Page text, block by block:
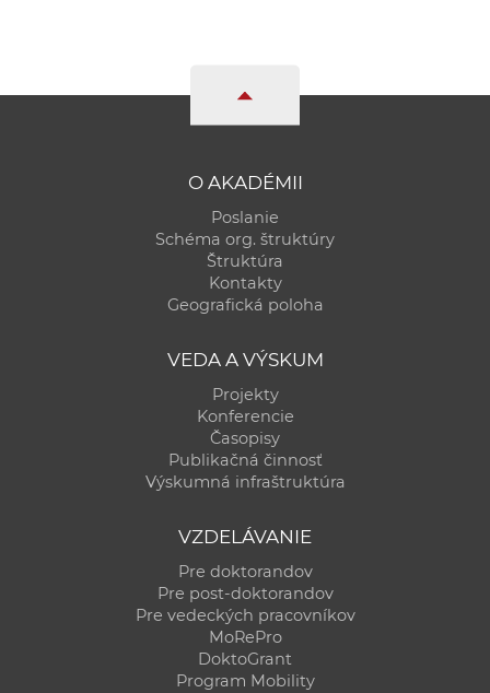
O AKADÉMII
Poslanie
Schéma org. štruktúry
Štruktúra
Kontakty
Geografická poloha
VEDA A VÝSKUM
Projekty
Konferencie
Časopisy
Publikačná činnosť
Výskumná infraštruktúra
VZDELÁVANIE
Pre doktorandov
Pre post-doktorandov
Pre vedeckých pracovníkov
MoRePro
DoktoGrant
Program Mobility